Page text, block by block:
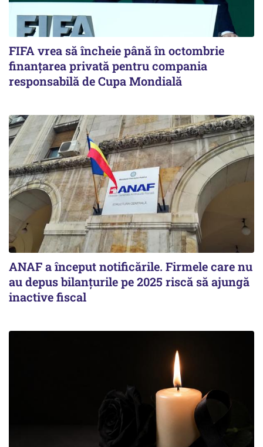
FIFA vrea să încheie până în octombrie
finanțarea privată pentru compania
responsabilă de Cupa Mondială
ANAF a început notificările. Firmele care nu
au depus bilanțurile pe 2025 riscă să ajungă
inactive fiscal